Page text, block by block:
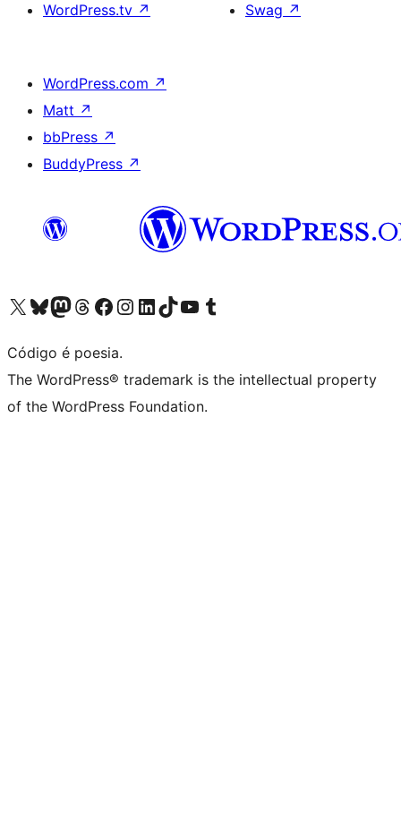
WordPress.tv ↗
Swag ↗
WordPress.com ↗
Matt ↗
bbPress ↗
BuddyPress ↗
Acessar nossa conta do X (antigo Twitter)
Acessar nossa conta do Bluesky
Acessar nossa conta do Mastodon
Acessar nossa conta do Threads
Acessar nossa página do Facebook
Acessar nossa conta do Instagram
Acessar nossa conta do LinkedIn
Acessar nossa conta do TikTok
Acessar nosso canal do YouTube
Acessar nossa conta no Tumblr
Código é poesia.
The WordPress® trademark is the intellectual property
of the WordPress Foundation.